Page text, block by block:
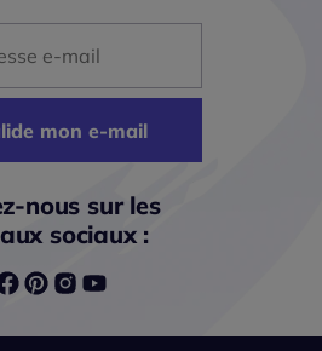
mon e-mail
nous sur les
sociaux :